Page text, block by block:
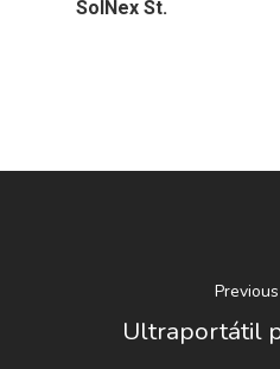
SolNex St.
Ultraportátil